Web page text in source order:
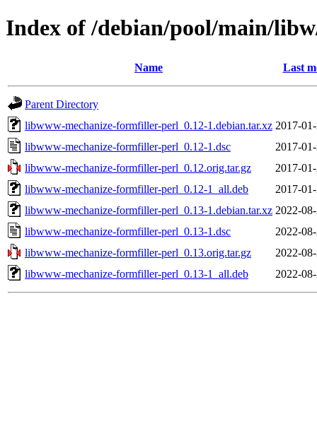
Index of /debian/pool/main/
Name Last
Parent Directory
libwww-mechanize-formfiller-perl_0.12-1.debian.tar.xz 2017-
libwww-mechanize-formfiller-perl_0.12-1.dsc
2017-
libwww-mechanize-formfiller-perl_0.12.orig.tar.gz
2017-
libwww-mechanize-formfiller-perl_0.12-1_all.deb
2017-
libwww-mechanize-formfiller-perl_0.13-1.debian.tar.xz 2022-
libwww-mechanize-formfiller-perl_0.13-1.dsc
2022-
libwww-mechanize-formfiller-perl_0.13.orig.tar.gz
2022-
libwww-mechanize-formfiller-perl_0.13-1_all.deb
2022-